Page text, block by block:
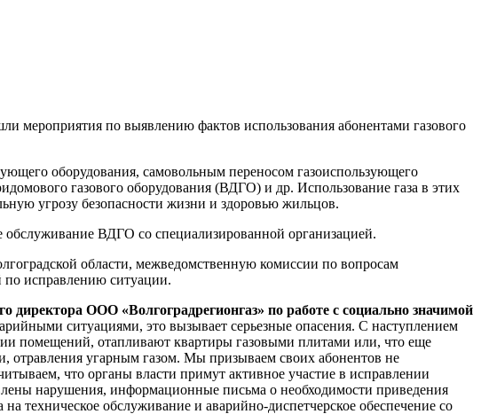
мероприятия по выявлению фактов использования абонентами газового
оборудования, самовольным переносом газоиспользующего
газового оборудования (ВДГО) и др. Использование газа в этих
угрозу безопасности жизни и здоровью жильцов.
обслуживание ВДГО со специализированной организацией.
области, межведомственную комиссии по вопросам
по исправлению ситуации.
директора ООО «Волгоградрегионгаз» по работе с социально значимой
ситуациями, это вызывает серьезные опасения. С наступлением
помещений, отапливают квартиры газовыми плитами или, что еще
отравления угарным газом. Мы призываем своих абонентов не
что органы власти примут активное участие в исправлении
нарушения, информационные письма о необходимости приведения
техническое обслуживание и аварийно-диспетчерское обеспечение со